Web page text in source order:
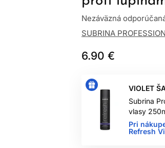
Nezáväzná
SUBRINA
6.90 €
VIOLET
Subrina
vlasy
Pri
Refresh